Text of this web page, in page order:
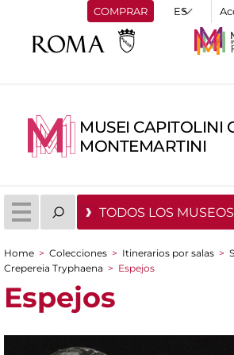
COMPRAR
MUSEI CAPITOLINI
MONTEMARTINI
TODOS LOS
You are here
Home > Colecciones > Itinerarios por salas >
Crepereia Tryphaena > Espejos
Espejos